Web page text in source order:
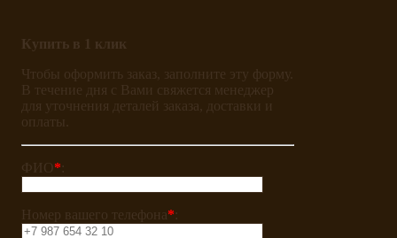
Купить в 1 клик
Чтобы оформить заказ, заполните эту форму.
В течение дня с Вами свяжется менеджер
для уточнения деталей заказа, доставки и
оплаты.
ФИО*
Номер вашего телефона*